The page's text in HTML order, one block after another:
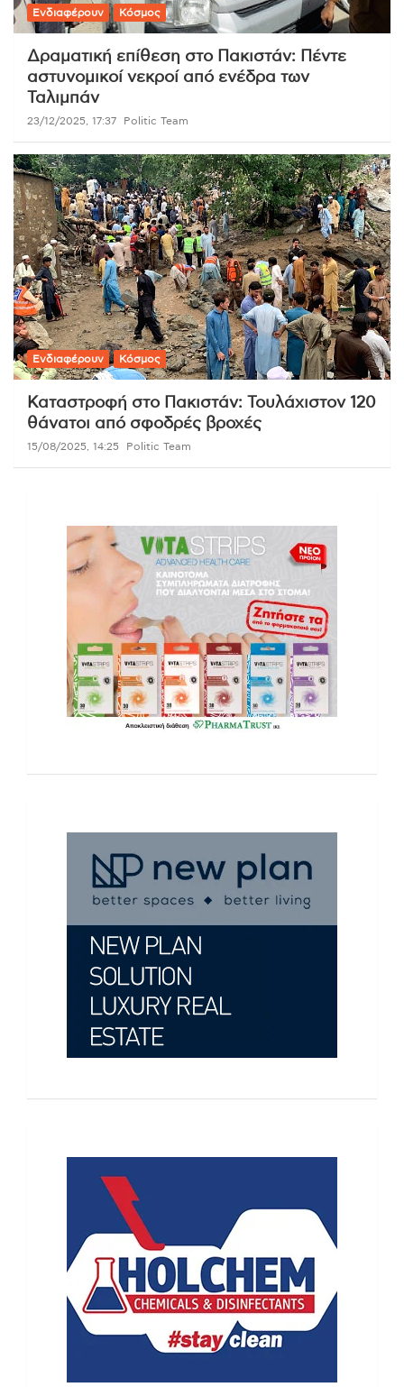
Ενδιαφέρουν Κόσμος
Δραματική επίθεση στο Πακιστάν: Πέντε
αστυνομικοί νεκροί από ενέδρα των
Ταλιμπάν
23/12/2025, 17:37 Politic Team
Ενδιαφέρουν Κόσμος
Καταστροφή στο Πακιστάν: Τουλάχιστον 120
θάνατοι από σφοδρές βροχές
15/08/2025, 14:25 Politic Team